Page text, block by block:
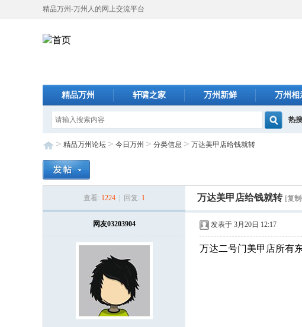
精品万州-万州人的网上交流平台
精品万州 轩啸之家 万州新鲜 万州相
热
> 精品万州论坛 > 今日万州 > 分类信息 > 万达美甲店给钱就转
查看: 1224| 回复: 1
网友03203904
万达美甲店给钱就转 [复
发表于 3月20日 12:17
万达二号门美甲店所有